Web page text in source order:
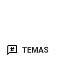
TEMAS